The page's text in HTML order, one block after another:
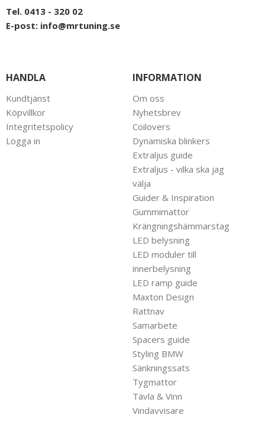
Tel. 0413 - 320 02
E-post: info@mrtuning.se
HANDLA
Kundtjänst
Köpvillkor
Integritetspolicy
Logga in
INFORMATION
Om oss
Nyhetsbrev
Coilovers
Dynamiska blinkers
Extraljus guide
Extraljus - vilka ska jag
välja
Guider & Inspiration
Gummimattor
Krängningshämmarstag
LED belysning
LED moduler till
innerbelysning
LED ramp guide
Maxton Design
Rattnav
Samarbete
Spacers guide
Styling BMW
Sänkningssats
Tygmattor
Tävla & Vinn
Vindavvisare